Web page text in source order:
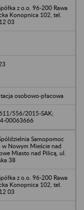
z o.o. 96-200 Rawa
Konopnica 102, tel.
03
osobowo-płacowa
556/2015-SAK;
00063666
Samopomoc
w Nowym Mieście nad
Miasto nad Pilicą, ul.
38
z o.o. 96-200 Rawa
Konopnica 102, tel.
03